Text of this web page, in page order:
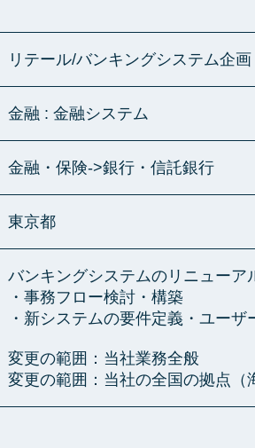
リテール/バンキングシステム企画
金融 : 金融システム
金融・保険->銀行・信託銀行
東京都
バンキングシステムのリニュー
・事務フロー検討・構築
・新システムの要件定義・ユー
変更の範囲：当社業務全般
変更の範囲：当社の全国の拠点（